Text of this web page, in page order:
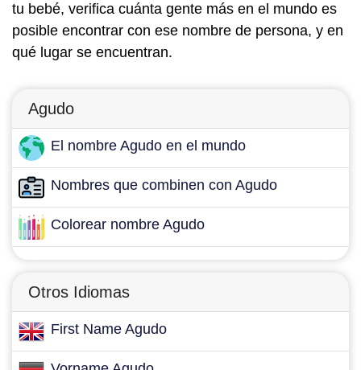
tu bebé, verifica cuánta gente más en el mundo es
posible encontrar con ese nombre de persona, y en
qué lugar se encuentran.
Agudo
El nombre Agudo en el mundo
Nombres que combinen con Agudo
Colorear nombre Agudo
Otros Idiomas
First Name Agudo